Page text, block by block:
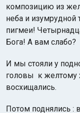
композицию из
неба и
пигмеи!
Бога! А вам слабо?
И мы стояли у
головы к желтому
восхищались.
Потом поднялись :